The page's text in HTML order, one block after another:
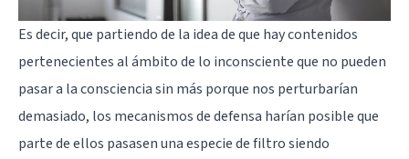
Es decir, que partiendo de la idea de que hay contenidos
pertenecientes al ámbito de lo inconsciente que no pueden
pasar a la consciencia sin más porque nos perturbarían
demasiado, los mecanismos de defensa harían posible que
parte de ellos pasasen una especie de filtro siendo